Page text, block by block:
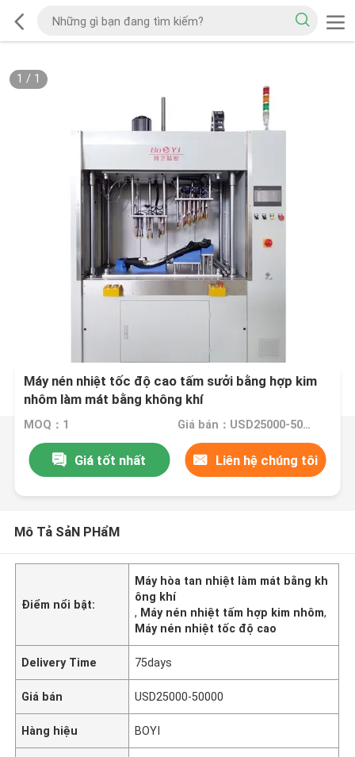
1 / 1
Máy nén nhiệt tốc độ cao tấm sưởi bằng hợp kim
nhôm làm mát bằng không khí
MOQ：1 Giá bán：USD25000-50000
Giá tốt nhất Liên hệ chúng tôi
Mô Tả SảN PHẩM
Điểm nổi bật:
Máy hòa tan nhiệt làm mát bằng kh
ông khí
, Máy nén nhiệt tấm hợp kim nhôm,
Máy nén nhiệt tốc độ cao
Delivery Time 75days
Giá bán USD25000-50000
Hàng hiệu BOYI